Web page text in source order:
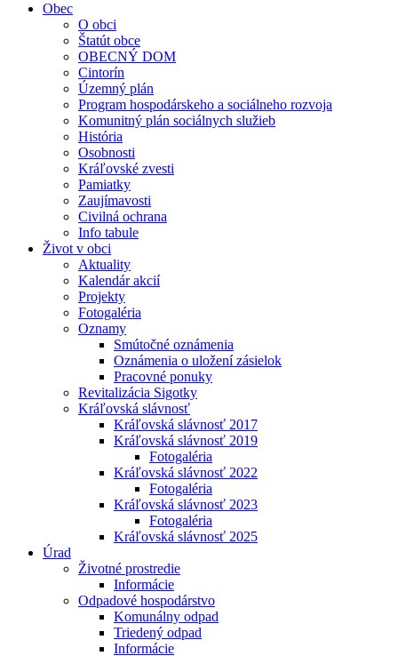
Obec
O obci
Štatút obce
OBECNÝ DOM
Cintorín
Územný plán
Program hospodárskeho a sociálneho rozvoja
Komunitný plán sociálnych služieb
História
Osobnosti
Kráľovské zvesti
Pamiatky
Zaujímavosti
Civilná ochrana
Info tabule
Život v obci
Aktuality
Kalendár akcií
Projekty
Fotogaléria
Oznamy
Smútočné oznámenia
Oznámenia o uložení zásielok
Pracovné ponuky
Revitalizácia Sigotky
Kráľovská slávnosť
Kráľovská slávnosť 2017
Kráľovská slávnosť 2019
Fotogaléria
Kráľovská slávnosť 2022
Fotogaléria
Kráľovská slávnosť 2023
Fotogaléria
Kráľovská slávnosť 2025
Úrad
Životné prostredie
Informácie
Odpadové hospodárstvo
Komunálny odpad
Triedený odpad
Informácie